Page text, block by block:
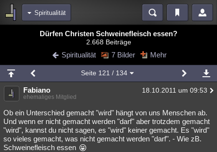
Spiritualität
Blogs Videos
Chat Wiki Neuigkeiten
meine Rubriken
Menschen Mystery Kriminalfälle
Spiritualität Verschwörungen Technologie Ufologie
Natur Umfragen Unterhaltung
weitere Rubriken
Dürfen Christen Schweinefleisch essen?
2.668 Beiträge
Spiritualität 7 Bilder Mehr
Seite 121 / 134
Fabiano 18.10.2011 um 09:53
ehemaliges Mitglied
Ob ein Unterschied gemacht "wird" hängt von uns Menschen ab.
Und wenn er nicht gemacht werden "darf" aber trotzdem gemacht
"wird", kannst du nicht sagen, es "wird" keiner gemacht. Es "wird"
so vieles gemacht, was nicht gemacht werden "darf". - Wie zB.
Schweinefleisch essen